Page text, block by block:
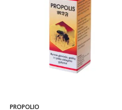
PROPOLIO